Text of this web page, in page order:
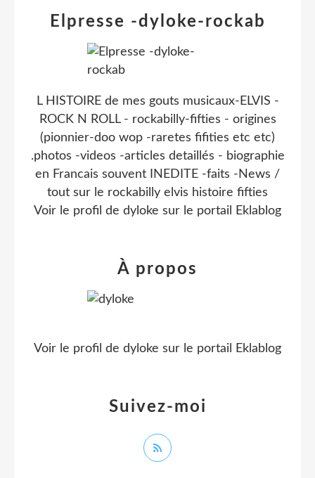
Elpresse -dyloke-rockab
L HISTOIRE de mes gouts musicaux-ELVIS -
ROCK N ROLL - rockabilly-fifties - origines
(pionnier-doo wop -raretes fifities etc etc)
.photos -videos -articles detaillés - biographie
en Francais souvent INEDITE -faits -News /
tout sur le rockabilly elvis histoire fifties
Voir le profil de dyloke sur le portail Eklablog
Suivez-moi
À propos
Voir le profil de dyloke sur le portail Eklablog